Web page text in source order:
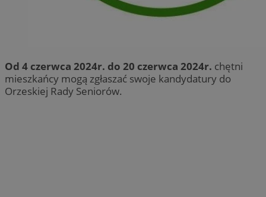
Od 4 czerwca 2024r. do 20 czerwca 2024r. chętni
mieszkańcy mogą zgłaszać swoje kandydatury do
Orzeskiej Rady Seniorów.